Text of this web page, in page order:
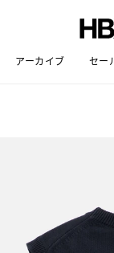
アーカイブ セー